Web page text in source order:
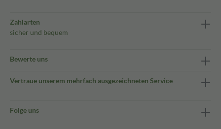
Zahlarten
sicher und bequem
Bewerte uns
Vertraue unserem mehrfach ausgezeichneten Service
Folge uns